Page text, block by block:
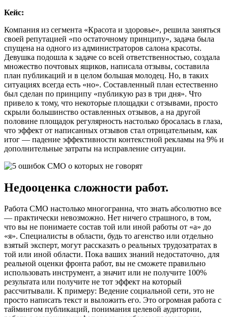
Кейс:
Компания из сегмента «Красота и здоровье», решила заняться
своей репутацией «по остаточному принципу», задача была
спущена на одного из администраторов салона красоты.
Девушка подошла к задаче со всей ответственностью, создала
множество почтовых ящиков, написала отзывы, составила
план публикаций и в целом большая молодец. Но, в таких
ситуациях всегда есть «но». Составленный план естественно
был сделан по принципу «публикую раз в три дня». Что
привело к тому, что некоторые площадки с отзывами, просто
скрыли большинство оставленных отзывов, а на другой
половине площадок регулярность настолько бросалась в глаза,
что эффект от написанных отзывов стал отрицательным, как
итог — падение эффективности контекстной рекламы на 9% и
дополнительные затраты на исправление ситуации.
Недооценка сложности работ.
Работа СМО настолько многогранна, что знать абсолютно все
— практически невозможно. Нет ничего страшного, в том,
что вы не понимаете состав той или иной работы от «а» до
«я». Специалисты в области, будь то агенство или отдельно
взятый эксперт, могут рассказать о реальных трудозатратах в
той или иной области. Пока ваших знаний недостаточно, для
реальной оценки фронта работ, вы не сможете правильно
использовать инструмент, а значит или не получите 100%
результата или получите не тот эффект на который
рассчитывали. К примеру: Ведение социальной сети, это не
просто написать текст и выложить его. Это огромная работа с
таймингом публикаций, понимания целевой аудитории,